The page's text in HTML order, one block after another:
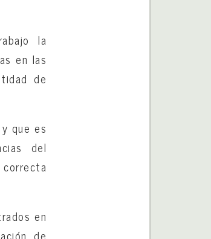
la
en las
de
que es
del
en
de